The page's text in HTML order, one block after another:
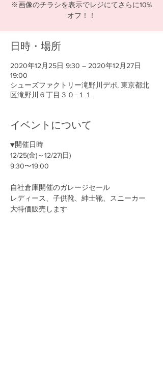
※画像のチラシを表示でレジにてさらに10%
オフ！！
日時・場所
2020年12月25日 9:30 – 2020年12月27日
19:00
シューズファクトリー滝野川デポ, 東京都北
区滝野川６丁目３０−１１
イベントについて
▼開催日時
12/25(金)～12/27(日)
9:30〜19:00​
自社倉庫開催のガレージセール
レディース、子供靴、紳士靴、スニーカー
大特価販売します